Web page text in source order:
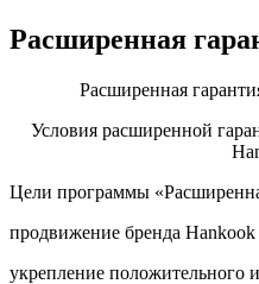
Расширенная
Расширенная
Условия расширенной
Цели программы
продвижение бренда Hankook
укрепление